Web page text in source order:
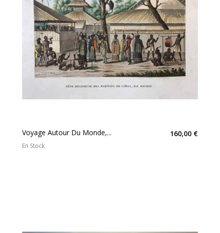
Voyage Autour Du Monde,... 160,00 €
En Stock